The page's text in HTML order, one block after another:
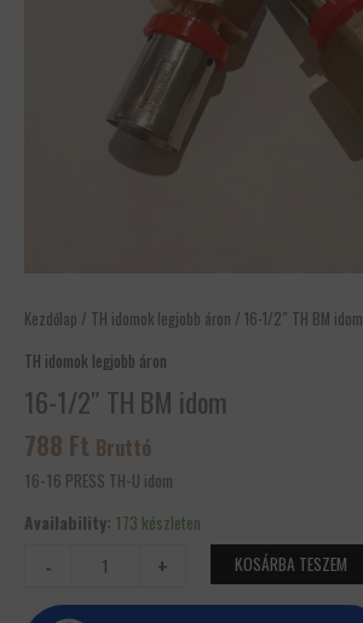
Kezdőlap / TH idomok legjobb áron / 16-1/2″ TH BM idom
TH idomok legjobb áron
16-1/2″ TH BM idom
788 Ft Bruttó
16-16 PRESS TH-U idom
Availability: 173 készleten
-
16-
TH
BM
mennyiség
+ KOSÁRBA TESZEM